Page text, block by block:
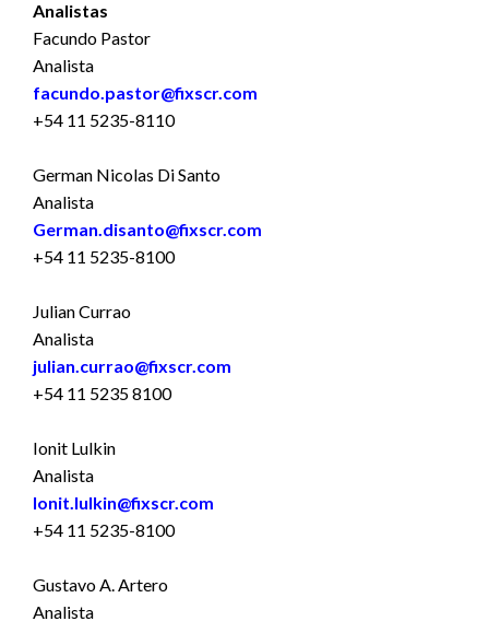
Analistas
Facundo Pastor
Analista
facundo.pastor@fixscr.com
+54 11 5235-8110
German Nicolas Di Santo
Analista
German.disanto@fixscr.com
+54 11 5235-8100
Julian Currao
Analista
julian.currao@fixscr.com
+54 11 5235 8100
Ionit Lulkin
Analista
Ionit.lulkin@fixscr.com
+54 11 5235-8100
Gustavo A. Artero
Analista